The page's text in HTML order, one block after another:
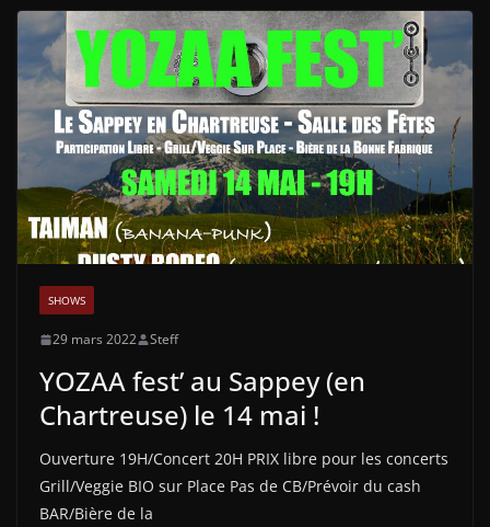
SHOWS
29 mars 2022 Steff
YOZAA fest’ au Sappey (en
Chartreuse) le 14 mai !
Ouverture 19H/Concert 20H PRIX libre pour les concerts
Grill/Veggie BIO sur Place Pas de CB/Prévoir du cash
BAR/Bière de la